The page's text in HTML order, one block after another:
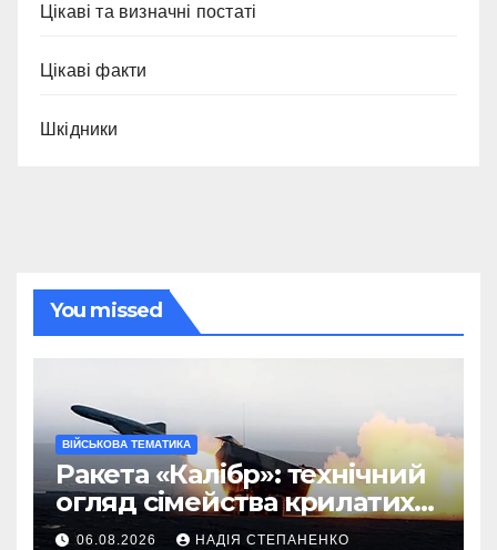
Цікаві та визначні постаті
Цікаві факти
Шкідники
You missed
ВІЙСЬКОВА ТЕМАТИКА
Ракета «Калібр»: технічний
огляд сімейства крилатих
ракет
06.08.2026 НАДІЯ СТЕПАНЕНКО